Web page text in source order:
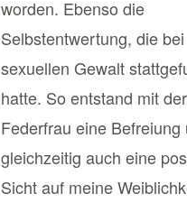
worden. Ebenso die
Selbstentwertung, die
sexuellen Gewalt
hatte. So entstand mit der
Federfrau eine Befreiung
gleichzeitig auch eine
Sicht auf meine